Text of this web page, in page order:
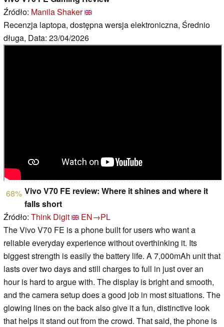
Źródło: Manila Shaker
Recenzja laptopa, dostępna wersja elektroniczna, Średnio
długa, Data: 23/04/2026
68% Vivo V70 FE review: Where it shines and where it
falls short
Źródło: Think Digit
EN→PL
The Vivo V70 FE is a phone built for users who want a
reliable everyday experience without overthinking it. Its
biggest strength is easily the battery life. A 7,000mAh unit that
lasts over two days and still charges to full in just over an
hour is hard to argue with. The display is bright and smooth,
and the camera setup does a good job in most situations. The
glowing lines on the back also give it a fun, distinctive look
that helps it stand out from the crowd. That said, the phone is